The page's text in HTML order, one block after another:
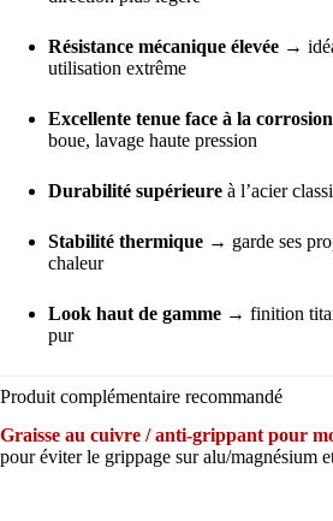
Résistance mécanique élevée →
utilisation extrême
Excellente tenue face à la corrosion
boue, lavage haute pression
Durabilité supérieure à l’acier
Stabilité thermique → garde ses
chaleur
Look haut de gamme → finition
pur
Produit complémentaire recommandé
Graisse au cuivre / anti-grippant pour
pour éviter le grippage sur alu/magnésium